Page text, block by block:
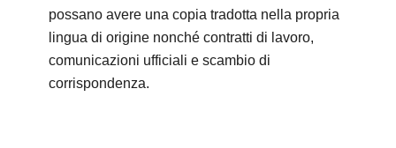
possano avere una copia tradotta nella propria
lingua di origine nonché contratti di lavoro,
comunicazioni ufficiali e scambio di
corrispondenza.